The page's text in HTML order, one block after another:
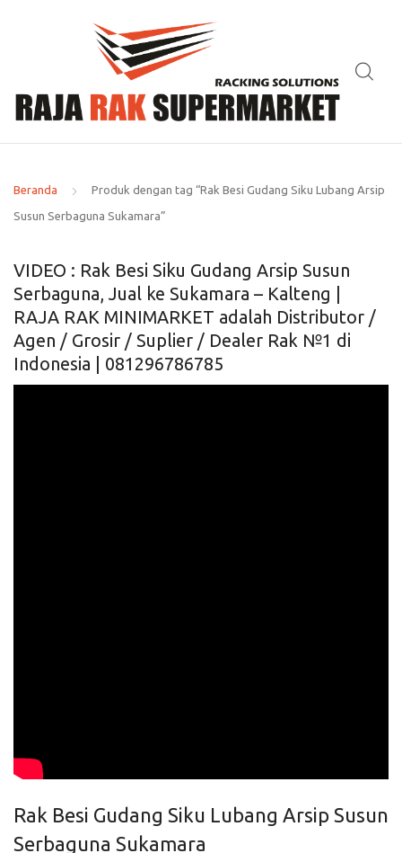
Beranda Produk dengan tag “Rak Besi Gudang Siku Lubang Arsip
Susun Serbaguna Sukamara”
VIDEO : Rak Besi Siku Gudang Arsip Susun
Serbaguna, Jual ke Sukamara – Kalteng |
RAJA RAK MINIMARKET adalah Distributor /
Agen / Grosir / Suplier / Dealer Rak №1 di
Indonesia | 081296786785
Rak Besi Gudang Siku Lubang Arsip Susun
Serbaguna Sukamara